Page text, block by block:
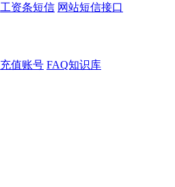
工资条短信 网站短信接口
充值账号 FAQ知识库